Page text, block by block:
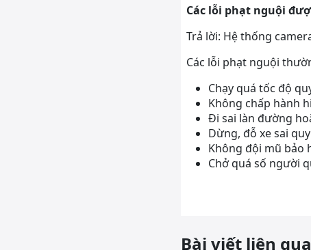
Các lỗi phạt nguội
Trả lời: Hệ thống
Các lỗi phạt nguội
Chạy quá tốc độ
Không chấp hành
Đi sai làn đường
Dừng, đỗ xe sai
Không đội mũ bảo
Chở quá số người
Bài viết liên